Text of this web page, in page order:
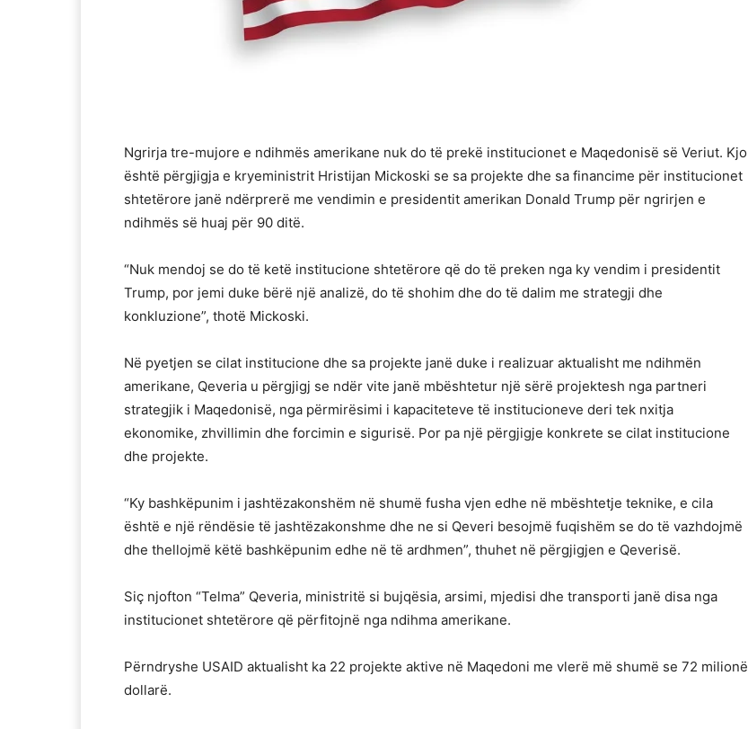
Ngrirja tre-mujore e ndihmës amerikane nuk do të prekë institucionet e Maqedonisë së Veriut. Kjo
është përgjigja e kryeministrit Hristijan Mickoski se sa projekte dhe sa financime për institucionet
shtetërore janë ndërprerë me vendimin e presidentit amerikan Donald Trump për ngrirjen e
ndihmës së huaj për 90 ditë.
“Nuk mendoj se do të ketë institucione shtetërore që do të preken nga ky vendim i presidentit
Trump, por jemi duke bërë një analizë, do të shohim dhe do të dalim me strategji dhe
konkluzione”, thotë Mickoski.
Në pyetjen se cilat institucione dhe sa projekte janë duke i realizuar aktualisht me ndihmën
amerikane, Qeveria u përgjigj se ndër vite janë mbështetur një sërë projektesh nga partneri
strategjik i Maqedonisë, nga përmirësimi i kapaciteteve të institucioneve deri tek nxitja
ekonomike, zhvillimin dhe forcimin e sigurisë. Por pa një përgjigje konkrete se cilat institucione
dhe projekte.
“Ky bashkëpunim i jashtëzakonshëm në shumë fusha vjen edhe në mbështetje teknike, e cila
është e një rëndësie të jashtëzakonshme dhe ne si Qeveri besojmë fuqishëm se do të vazhdojmë
dhe thellojmë këtë bashkëpunim edhe në të ardhmen”, thuhet në përgjigjen e Qeverisë.
Siç njofton “Telma” Qeveria, ministritë si bujqësia, arsimi, mjedisi dhe transporti janë disa nga
institucionet shtetërore që përfitojnë nga ndihma amerikane.
Përndryshe USAID aktualisht ka 22 projekte aktive në Maqedoni me vlerë më shumë se 72 milionë
dollarë.